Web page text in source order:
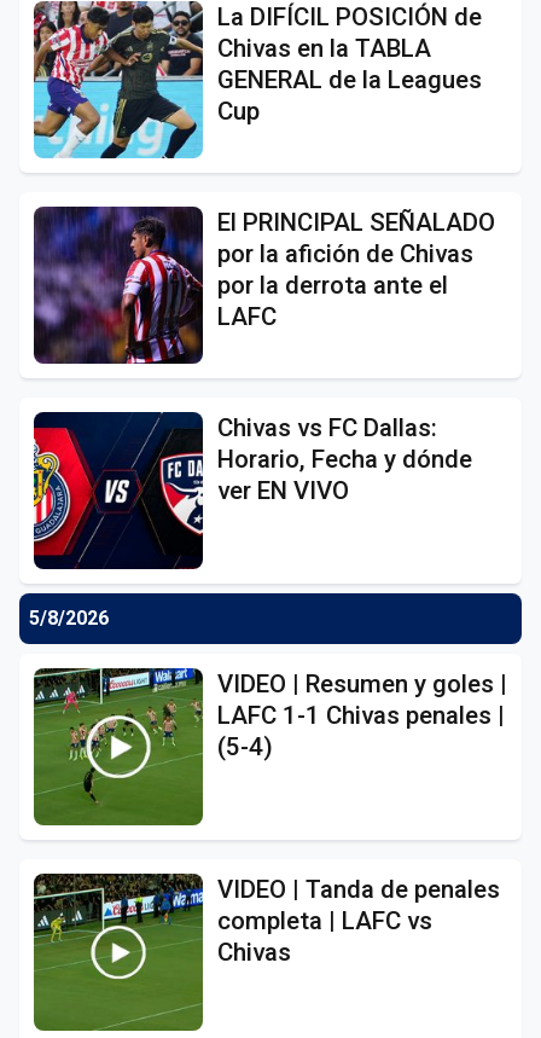
La DIFÍCIL POSICIÓN de
Chivas en la TABLA
GENERAL de la Leagues
Cup
El PRINCIPAL SEÑALADO
por la afición de Chivas
por la derrota ante el
LAFC
Chivas vs FC Dallas:
Horario, Fecha y dónde
ver EN VIVO
5/8/2026
VIDEO | Resumen y goles |
LAFC 1-1 Chivas penales |
(5-4)
VIDEO | Tanda de penales
completa | LAFC vs
Chivas